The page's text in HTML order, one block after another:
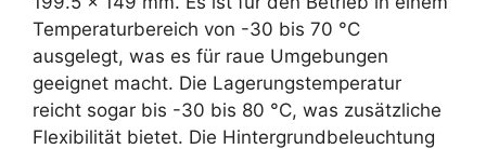
Temperaturbereich von -30 bis 70 °C
ausgelegt, was es für raue Umgebungen
geeignet macht. Die Lagerungstemperatur
reicht sogar bis -30 bis 80 °C, was zusätzliche
Flexibilität bietet. Die Hintergrundbeleuchtung